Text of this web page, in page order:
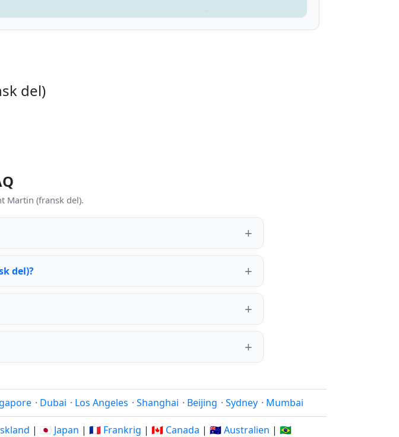
del)
Martin (fransk del).
del)?
· Dubai · Los Angeles · Shanghai · Beijing · Sydney · Mumbai
| 🇯🇵 Japan | 🇫🇷 Frankrig | 🇨🇦 Canada | 🇦🇺 Australien | 🇧🇷